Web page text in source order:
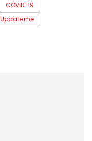
COVID-19
Update me